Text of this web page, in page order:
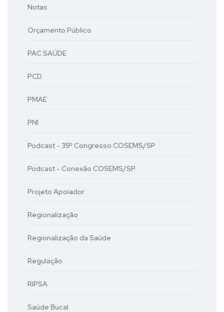
Notas
Orçamento Público
PAC SAÚDE
PCD
PMAE
PNI
Podcast - 35º Congresso COSEMS/SP
Podcast - Conexão COSEMS/SP
Projeto Apoiador
Regionalização
Regionalização da Saúde
Regulação
RIPSA
Saúde Bucal